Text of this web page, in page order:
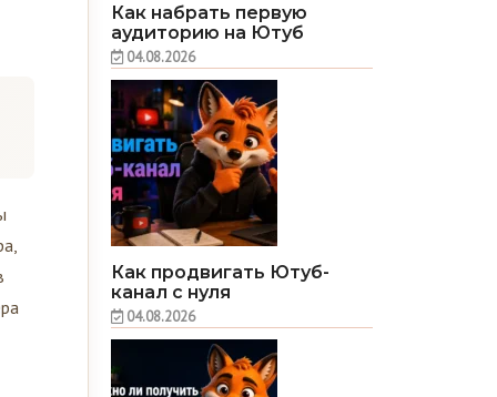
Как набрать первую
аудиторию на Ютуб
04.08.2026
Как продвигать Ютуб-
канал с нуля
04.08.2026